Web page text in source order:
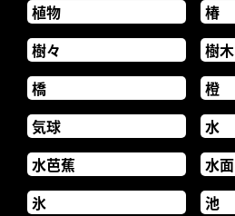
植物
椿
樹々
樹木
橋
橙
気球
水
水芭蕉
水面
氷
池